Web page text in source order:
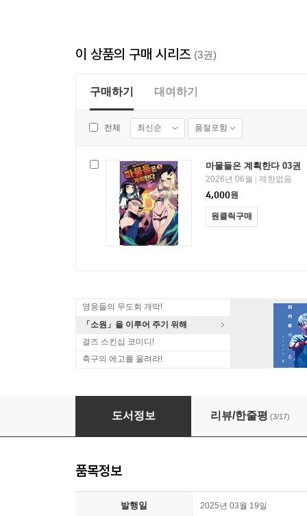
이 상품의 구매 시리즈 (3권)
구매하기 대여하기
전체 최신순 품절포함
마물들은 계획한다 03권
2026년 06월
제한없음
4,000원
원클릭구매
영웅들의 무도회 개막!
「소원」을 이루어 주기 위해
걸즈 스킨십 코미디!
축구의 에고를 울려라!
마물들은 계획한다
도서정보 리뷰/한줄평 (3/17)
품목정보
발행일 2025년 03월 19일